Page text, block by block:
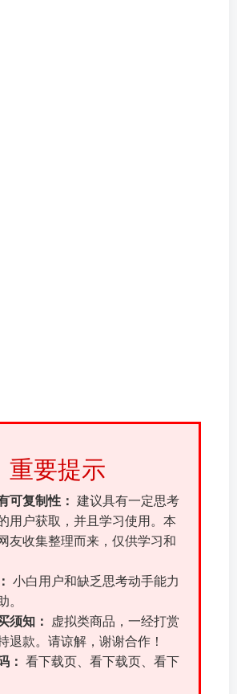
重要提示
可复制性： 建议具有一定思考
用户获取，并且学习使用。本
友收集整理而来，仅供学习和
小白用户和缺乏思考动手能力
。
须知：
虚拟类商品，一经打赏
退款。请谅解，谢谢合作！
： 看下载页、看下载页、看下